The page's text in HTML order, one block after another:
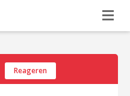
Reageren